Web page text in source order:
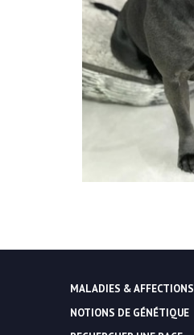
MALADIES & AFFECTIONS
NOTIONS DE GÉNÉTIQUE